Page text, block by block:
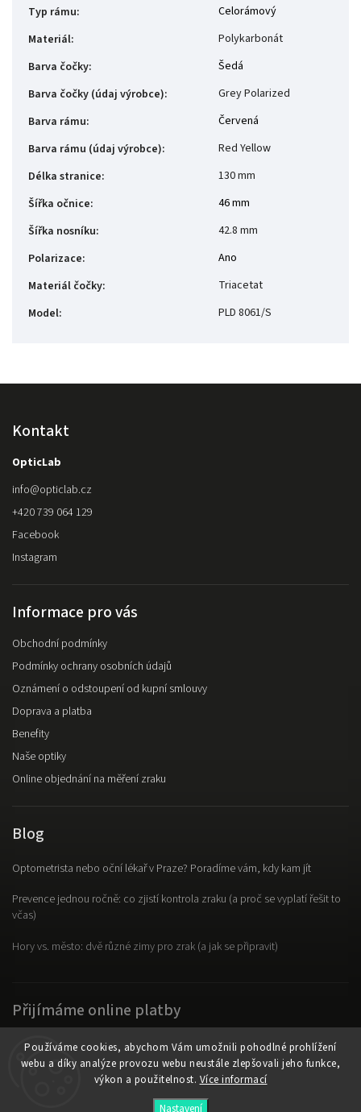
Používáme cookies, abychom Vám umožnili pohodlné prohlížení
webu a díky analýze provozu webu neustále zlepšovali jeho funkce,
výkon a použitelnost. Více informací
Nastavení
Typ rámu:
Celorámový
Materiál:
Polykarbonát
Barva čočky:
Šedá
Barva čočky (údaj výrobce):
Grey Polarized
Barva rámu:
Červená
Barva rámu (údaj výrobce):
Red Yellow
Délka stranice:
130 mm
Šířka očnice:
46 mm
Šířka nosníku:
42.8 mm
Polarizace:
Ano
Materiál čočky:
Triacetat
Model: PLD 8061/S
Kontakt
OpticLab
info@opticlab.cz
+420 739 064 129
Facebook
Instagram
Informace pro vás
Obchodní podmínky
Podmínky ochrany osobních údajů
Oznámení o odstoupení od kupní smlouvy
Doprava a platba
Benefity
Naše optiky
Online objednání na měření zraku
Blog
Optometrista nebo oční lékař v Praze? Poradíme vám, kdy kam jít
Prevence jednou ročně: co zjistí kontrola zraku (a proč se vyplatí řešit to
včas)
Hory vs. město: dvě různé zimy pro zrak (a jak se připravit)
Přijímáme online platby
OpticLab. Všechna práva vyhrazena.